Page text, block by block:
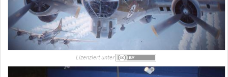
Lizenziert unter